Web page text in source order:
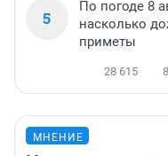
5
По погоде 8
насколько
приметы
28 615 8
МНЕНИЕ